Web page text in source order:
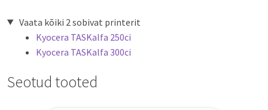
Vaata kõiki 2 sobivat printerit
Kyocera TASKalfa 250ci
Kyocera TASKalfa 300ci
Seotud tooted